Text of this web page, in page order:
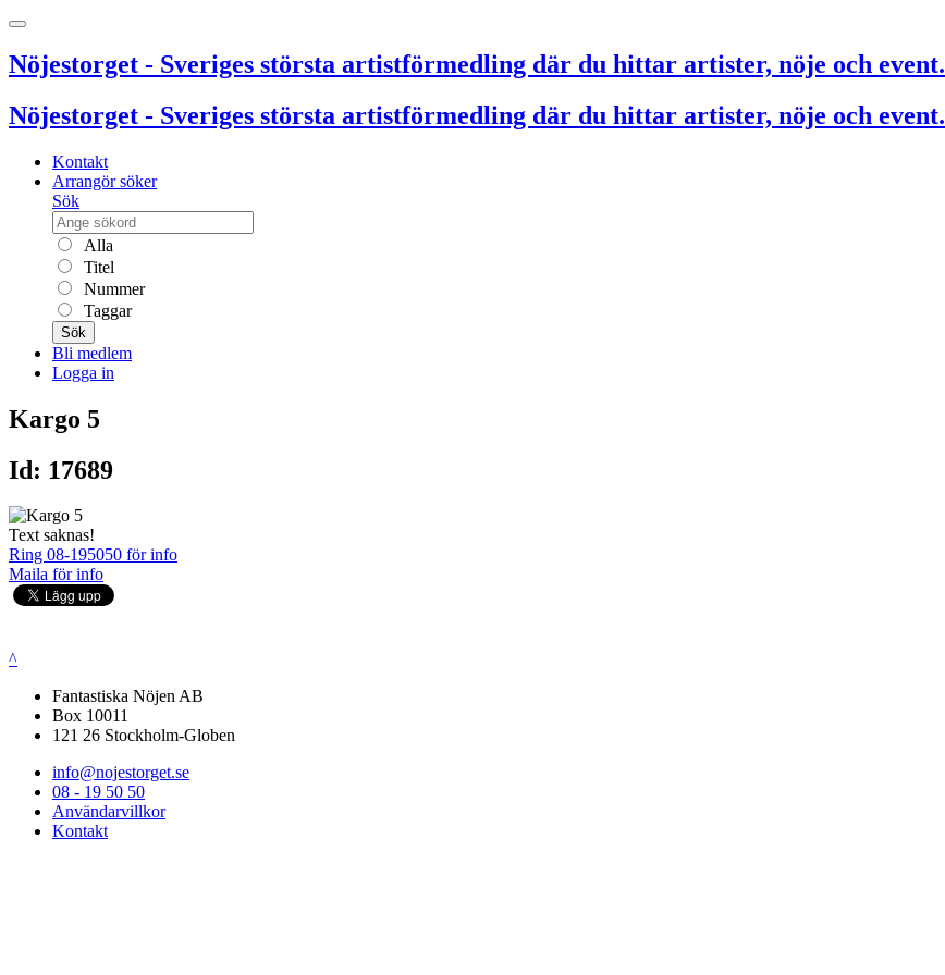
Nöjestorget - Sveriges största artistförmedling där du hittar artister, nöje och event.
Nöjestorget - Sveriges största artistförmedling där du hittar artister, nöje och event.
Kontakt
Arrangör söker
Sök
Alla
Titel
Nummer
Taggar
Sök
Bli medlem
Logga in
Kargo 5
Id: 17689
Text saknas!
Ring 08-195050 för info
Maila för info
^
Fantastiska Nöjen AB
Box 10011
121 26 Stockholm-Globen
info@nojestorget.se
08 - 19 50 50
Användarvillkor
Kontakt